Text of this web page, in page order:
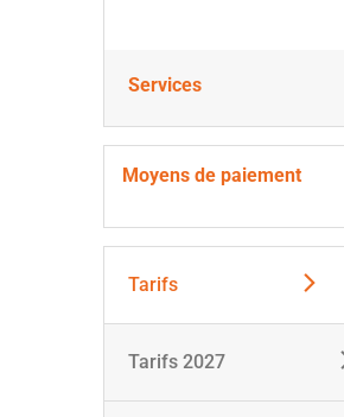
Services
Moyens de paiement
Tarifs
Tarifs 2027